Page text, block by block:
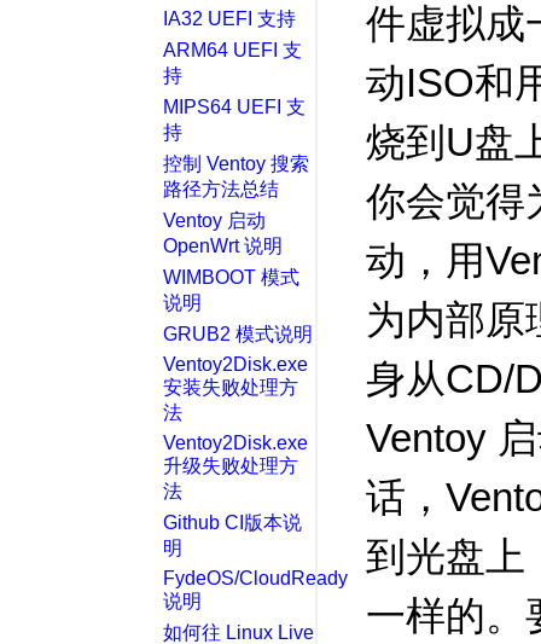
IA32 UEFI 支持
ARM64 UEFI 支
持
MIPS64 UEFI 支
持
控制 Ventoy 搜索
路径方法总结
Ventoy 启动
OpenWrt 说明
WIMBOOT 模式
说明
GRUB2 模式说明
Ventoy2Disk.exe
安装失败处理方
法
Ventoy2Disk.exe
升级失败处理方
法
Github CI版本说
明
FydeOS/CloudReady
说明
如何往 Linux Live
件虚拟成
动ISO和
烧到U盘
你会觉得
动，用
为内部原
身从CD/
Ventoy
话，
到光盘上
一样的。